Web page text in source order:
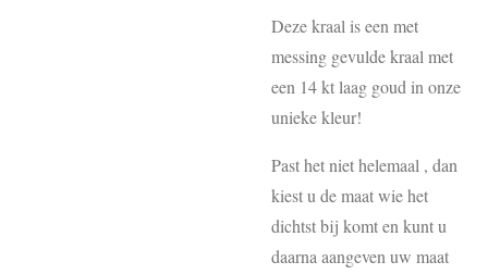
Deze kraal is een met
messing gevulde kraal met
een 14 kt laag goud in onze
unieke kleur!
Past het niet helemaal , dan
kiest u de maat wie het
dichtst bij komt en kunt u
daarna aangeven uw maat